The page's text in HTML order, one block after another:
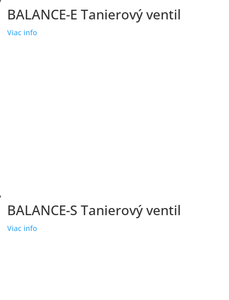
BALANCE-E Tanierový ventil
Viac info
BALANCE-S Tanierový ventil
Viac info